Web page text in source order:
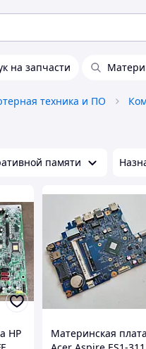
на запчасти
техника и ПО
памяти
HP
Материнская плата